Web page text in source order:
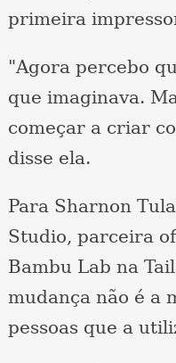
primeira
"Agora percebo
que imaginava.
começar a criar
disse ela.
Para Sharnon
Studio, parceira
Bambu Lab na
mudança não é a
pessoas que a